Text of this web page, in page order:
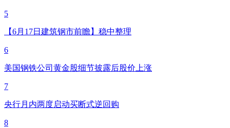
5
【6月17日建筑钢市前瞻】稳中整理
6
美国钢铁公司黄金股细节披露后股价上涨
7
央行月内两度启动买断式逆回购
8